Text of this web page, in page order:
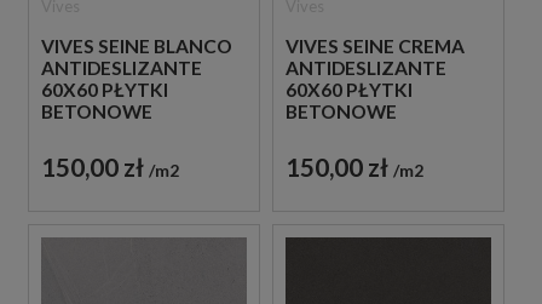
VIVES SEINE BLANCO
ANTIDESLIZANTE
60X60 PŁYTKI
BETONOWE
150,00 zł m2
VIVES SEINE CREMA
ANTIDESLIZANTE
60X60 PŁYTKI
BETONOWE
150,00 zł m2